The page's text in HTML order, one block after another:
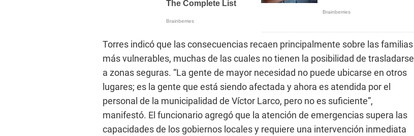
Torres indicó que las consecuencias recaen principalmente sobre las familias
más vulnerables, muchas de las cuales no tienen la posibilidad de trasladarse
a zonas seguras. “La gente de mayor necesidad no puede ubicarse en otros
lugares; es la gente que está siendo afectada y ahora es atendida por el
personal de la municipalidad de Víctor Larco, pero no es suficiente”,
manifestó. El funcionario agregó que la atención de emergencias supera las
capacidades de los gobiernos locales y requiere una intervención inmediata